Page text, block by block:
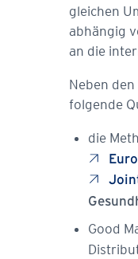
gleichen
abhängig
an die
Neben
folgende
die
Good